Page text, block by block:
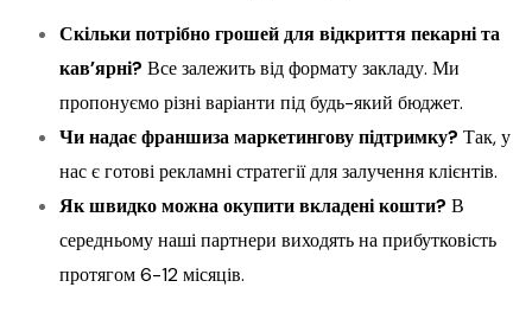
Скільки потрібно грошей для відкриття пекарні та
кав’ярні? Все залежить від формату закладу. Ми
пропонуємо різні варіанти під будь-який бюджет.
Чи надає франшиза маркетингову підтримку? Так, у
нас є готові рекламні стратегії для залучення клієнтів.
Як швидко можна окупити вкладені кошти? В
середньому наші партнери виходять на прибутковість
протягом 6-12 місяців.